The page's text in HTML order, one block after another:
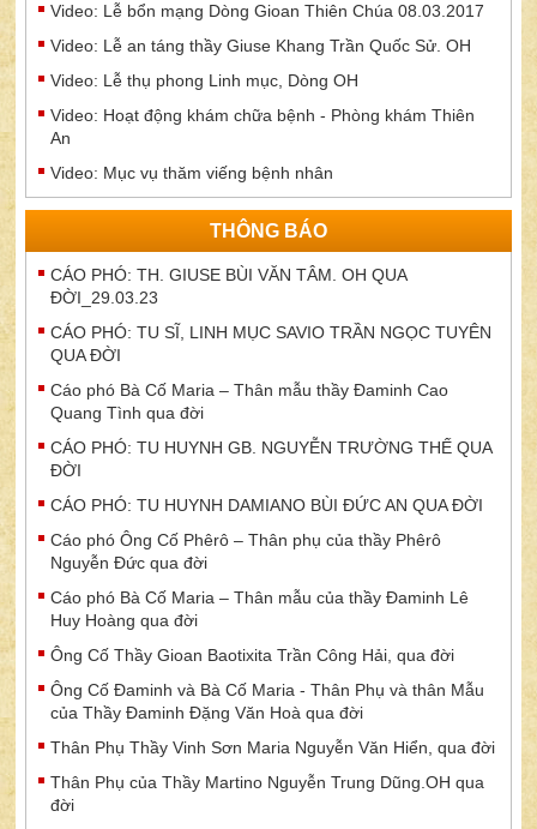
Video: Lễ bổn mạng Dòng Gioan Thiên Chúa 08.03.2017
Video: Lễ an táng thầy Giuse Khang Trần Quốc Sử. OH
Video: Lễ thụ phong Linh mục, Dòng OH
Video: Hoạt động khám chữa bệnh - Phòng khám Thiên
An
Video: Mục vụ thăm viếng bệnh nhân
THÔNG BÁO
CÁO PHÓ: TH. GIUSE BÙI VĂN TÂM. OH QUA
ĐỜI_29.03.23
CÁO PHÓ: TU SĨ, LINH MỤC SAVIO TRẦN NGỌC TUYÊN
QUA ĐỜI
Cáo phó Bà Cố Maria – Thân mẫu thầy Đaminh Cao
Quang Tình qua đời
CÁO PHÓ: TU HUYNH GB. NGUYỄN TRƯỜNG THẾ QUA
ĐỜI
CÁO PHÓ: TU HUYNH DAMIANO BÙI ĐỨC AN QUA ĐỜI
Cáo phó Ông Cố Phêrô – Thân phụ của thầy Phêrô
Nguyễn Đức qua đời
Cáo phó Bà Cố Maria – Thân mẫu của thầy Đaminh Lê
Huy Hoàng qua đời
Ông Cố Thầy Gioan Baotixita Trần Công Hải, qua đời
Ông Cố Đaminh và Bà Cố Maria - Thân Phụ và thân Mẫu
của Thầy Đaminh Đặng Văn Hoà qua đời
Thân Phụ Thầy Vinh Sơn Maria Nguyễn Văn Hiển, qua đời
Thân Phụ của Thầy Martino Nguyễn Trung Dũng.OH qua
đời